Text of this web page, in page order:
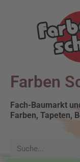
Farben
Fach-Baumarkt
Farben, Tapeten,